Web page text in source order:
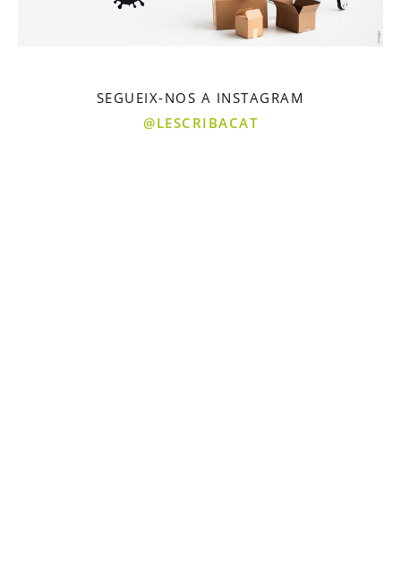
SEGUEIX-NOS A INSTAGRAM
@LESCRIBACAT